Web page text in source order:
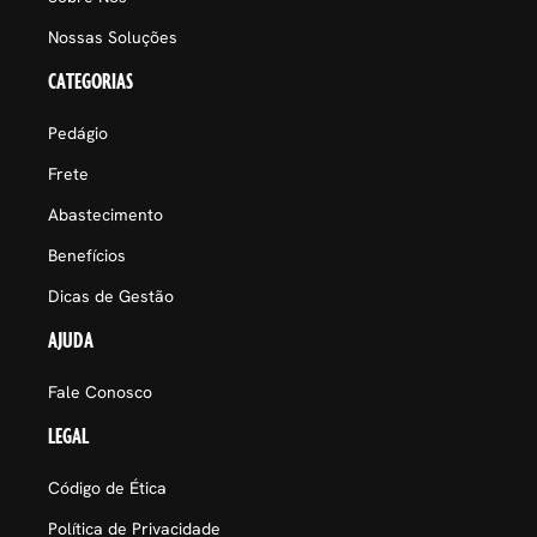
Nossas Soluções
CATEGORIAS
Pedágio
Frete
Abastecimento
Benefícios
Dicas de Gestão
AJUDA
Fale Conosco
LEGAL
Código de Ética
Política de Privacidade